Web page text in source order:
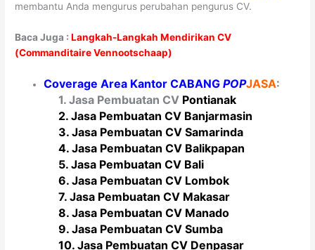
membantu Anda mengurus perubahan pengurus CV.
Baca Juga :Langkah-Langkah Mendirikan CV
(Commanditaire Vennootschaap)
Coverage Area Kantor CABANGPOPJASA:
1. Jasa Pembuatan CVPontianak
2. Jasa Pembuatan CV Banjarmasin
3. Jasa Pembuatan CV Samarinda
4. Jasa Pembuatan CV Balikpapan
5. Jasa Pembuatan CV Bali
6. Jasa Pembuatan CV Lombok
7. Jasa Pembuatan CV Makasar
8. Jasa Pembuatan CV Manado
9. Jasa Pembuatan CV Sumba
10. Jasa Pembuatan CV Denpasar